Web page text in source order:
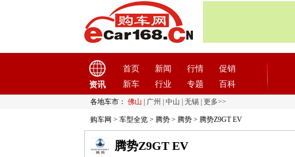
资讯
首页 新闻 行情
促销
新车
行业 专题 百科
各地车市： 佛山 广州 中山 无锡 更多>>
购车网 > 车型全览 > 腾势 > 腾势 > 腾势Z9GT EV
腾势Z9GT EV